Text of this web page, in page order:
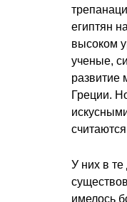
египтян
высоком
ученые,
развитие
Греции.
У них в
имелось